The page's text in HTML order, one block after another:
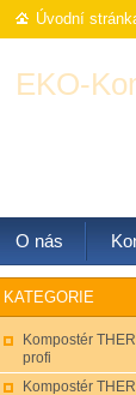
Úvodní
EKO-
O nás
KATEGORIE
Kompostér
profi
Kompostér